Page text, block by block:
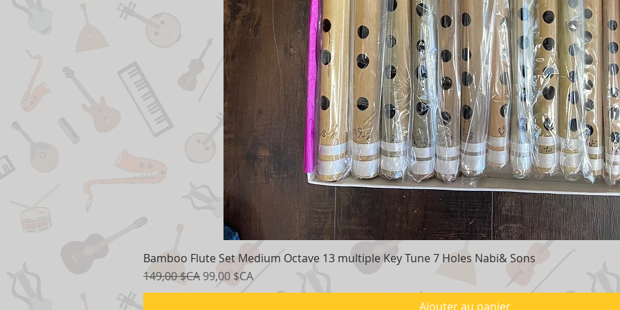
Aperçu rapide
Bamboo Flute Set Medium Octave 13 multiple Key Tune 7 Holes Nabi& Sons
Prix original
149,00 $CA Prix promotionnel
99,00 $CA
Ajouter au panier